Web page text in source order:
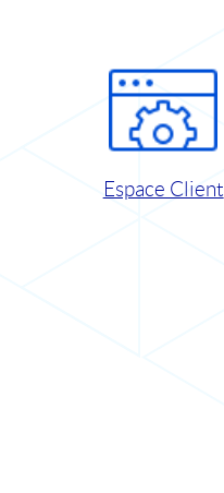
Espace Client